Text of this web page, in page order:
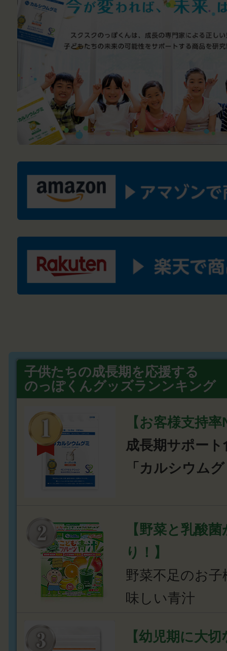
子供たちの成長期を応援する
のっぽくんグッズランンキング
【お客様支持
成長期サポート
「カルシウム
【野菜と乳酸
り！】
野菜不足のお
味しい青汁
【幼児期に大